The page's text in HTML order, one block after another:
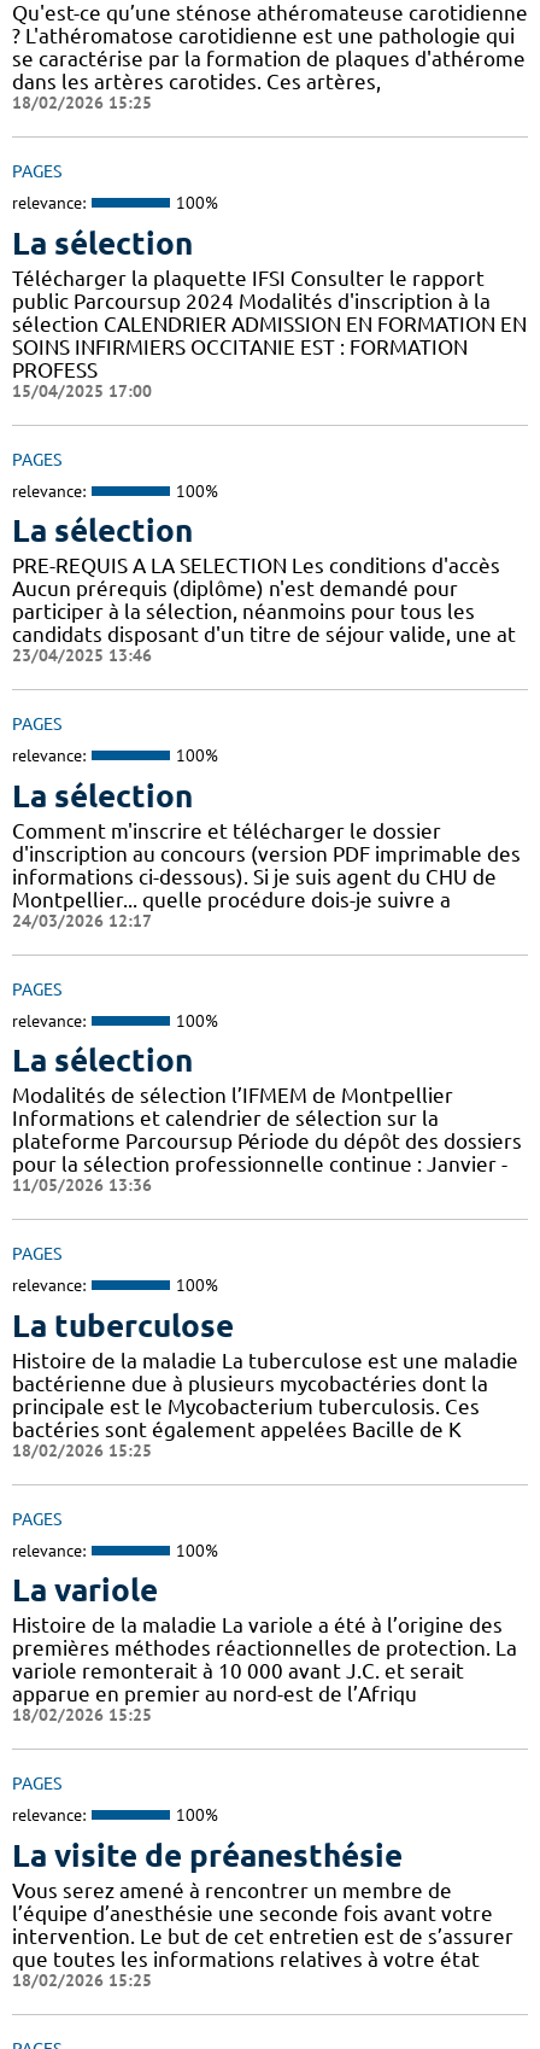
Qu'est-ce qu’une sténose athéromateuse carotidienne
? L'athéromatose carotidienne est une pathologie qui
se caractérise par la formation de plaques d'athérome
dans les artères carotides. Ces artères,
18/02/2026 15:25
PAGES
relevance: 100%
La sélection
Télécharger la plaquette IFSI Consulter le rapport
public Parcoursup 2024 Modalités d'inscription à la
sélection CALENDRIER ADMISSION EN FORMATION EN
SOINS INFIRMIERS OCCITANIE EST : FORMATION
PROFESS
15/04/2025 17:00
PAGES
relevance: 100%
La sélection
PRE-REQUIS A LA SELECTION Les conditions d'accès
Aucun prérequis (diplôme) n'est demandé pour
participer à la sélection, néanmoins pour tous les
candidats disposant d'un titre de séjour valide, une at
23/04/2025 13:46
PAGES
relevance: 100%
La sélection
Comment m'inscrire et télécharger le dossier
d'inscription au concours (version PDF imprimable des
informations ci-dessous). Si je suis agent du CHU de
Montpellier... quelle procédure dois-je suivre a
24/03/2026 12:17
PAGES
relevance: 100%
La sélection
Modalités de sélection l’IFMEM de Montpellier
Informations et calendrier de sélection sur la
plateforme Parcoursup Période du dépôt des dossiers
pour la sélection professionnelle continue : Janvier -
11/05/2026 13:36
PAGES
relevance: 100%
La tuberculose
Histoire de la maladie La tuberculose est une maladie
bactérienne due à plusieurs mycobactéries dont la
principale est le Mycobacterium tuberculosis. Ces
bactéries sont également appelées Bacille de K
18/02/2026 15:25
PAGES
relevance: 100%
La variole
Histoire de la maladie La variole a été à l’origine des
premières méthodes réactionnelles de protection. La
variole remonterait à 10 000 avant J.C. et serait
apparue en premier au nord-est de l’Afriqu
18/02/2026 15:25
PAGES
relevance: 100%
La visite de préanesthésie
Vous serez amené à rencontrer un membre de
l’équipe d’anesthésie une seconde fois avant votre
intervention. Le but de cet entretien est de s’assurer
que toutes les informations relatives à votre état
18/02/2026 15:25